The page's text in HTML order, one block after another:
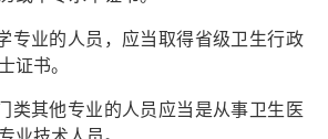
业的人员，应当取得省级卫生行政
证书。
其他专业的人员应当是从事卫生医